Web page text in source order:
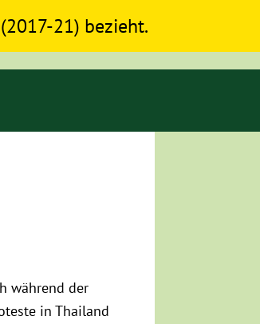
21) bezieht.
während der
in Thailand